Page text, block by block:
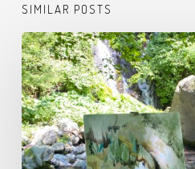
SIMILAR POSTS
吐
竜
の
滝
で
野